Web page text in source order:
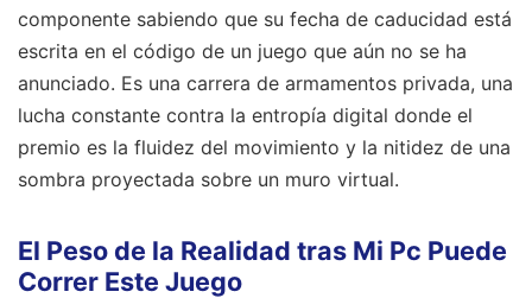
componente sabiendo que su fecha de caducidad está
escrita en el código de un juego que aún no se ha
anunciado. Es una carrera de armamentos privada, una
lucha constante contra la entropía digital donde el
premio es la fluidez del movimiento y la nitidez de una
sombra proyectada sobre un muro virtual.
El Peso de la Realidad tras Mi Pc Puede
Correr Este Juego